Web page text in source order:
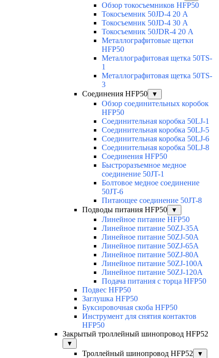
Обзор токосъемников HFP50
Токосъемник 50JD-4 20 А
Токосъемник 50JD-4 30 А
Токосъемник 50JDR-4 20 А
Металлографитовые щетки
HFP50
Металлографитовая щетка 50TS-
1
Металлографитовая щетка 50TS-
3
Соединения HFP50
▼
Обзор соединительных коробок
HFP50
Соединительная коробка 50LJ-1
Соединительная коробка 50LJ-5
Соединительная коробка 50LJ-6
Соединительная коробка 50LJ-8
Соединения HFP50
Быстроразъемное медное
соединение 50JT-1
Болтовое медное соединение
50JT-6
Питающее соединение 50JT-8
Подводы питания HFP50
▼
Линейное питание HFP50
Линейное питание 50ZJ-35A
Линейное питание 50ZJ-50A
Линейное питание 50ZJ-65A
Линейное питание 50ZJ-80A
Линейное питание 50ZJ-100A
Линейное питание 50ZJ-120A
Подача питания с торца HFP50
Подвес HFP50
Заглушка HFP50
Буксировочная скоба HFP50
Инструмент для снятия контактов
HFP50
Закрытый троллейный шинопровод HFP52
▼
Троллейный шинопровод HFP52 ▼